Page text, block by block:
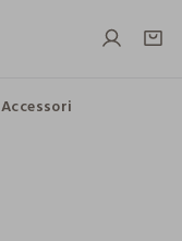
Accessori